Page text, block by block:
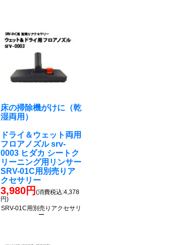
床の掃除機がけに（乾
湿両用）
ドライ＆ウェット両用
フロアノズル srv-
0003 ヒダカ シートク
リーニング用リンサー
SRV-01C用別売りア
クセサリー
3,980円(消費税込:4,378
円)
SRV-01C用別売りアクセサリ
ー